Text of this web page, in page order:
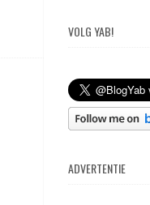
VOLG YAB!
ADVERTENTIE